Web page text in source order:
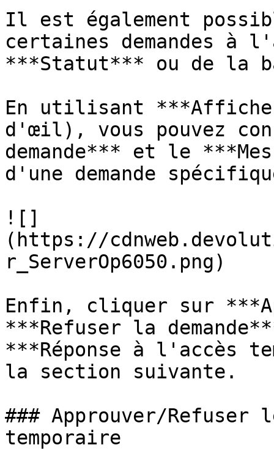
Il est également
certaines demandes à
***Statut*** ou de la
En utilisant
d'œil), vous pouvez
demande*** et le
d'une demande
![]
(https://
r_ServerOp6050.png)
Enfin, cliquer sur
***Refuser la
***Réponse à l'accès
la section suivante.
### Approuver/Refuser
temporaire